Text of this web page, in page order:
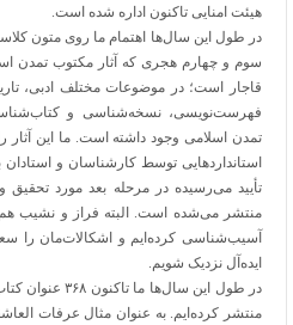
هیئت امنایی تاکنون اداره شده است.
در طول این سال‌ها اهتمام ما روی متون
سوم و چهارم هجری که آثار مکتوب تمدن
قاجار است؛ در موضوعات مختلف ادبی،
فهرست‌نویسی، نسخه‌شناسی و
تمدن اسلامی وجود داشته است. ما این آثار
استانداردهایی توسط کارشناسان و
تأیید می‌رسیده در مرحله بعد مورد
منتشر می‌شده است. البته فراز و نشیب هم
آسیب‌شناسی کرده‌ایم و اشکالات‌مان را
ایده‌آل نزدیک شویم.